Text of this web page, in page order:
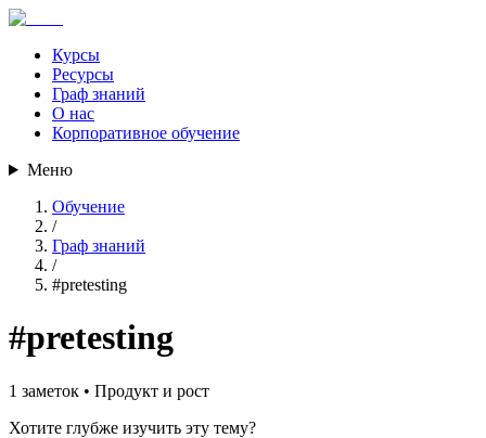
Курсы
Ресурсы
Граф знаний
О нас
Корпоративное обучение
Меню
Обучение
/
Граф знаний
/
#pretesting
#pretesting
1 заметок • Продукт и рост
Хотите глубже изучить эту тему?